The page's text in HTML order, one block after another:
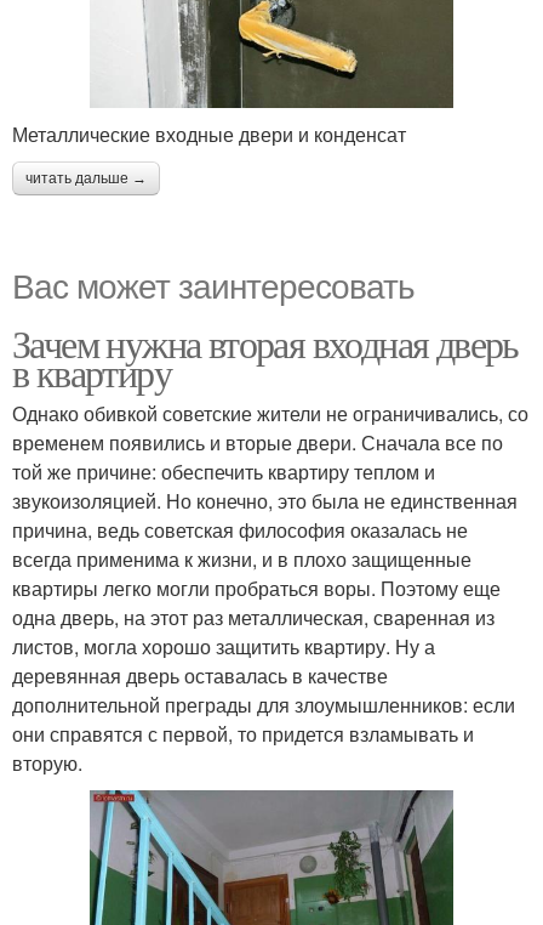
Металлические входные двери и конденсат
читать дальше →
Вас может заинтересовать
Зачем нужна вторая входная дверь
в квартиру
Однако обивкой советские жители не ограничивались, со
временем появились и вторые двери. Сначала все по
той же причине: обеспечить квартиру теплом и
звукоизоляцией. Но конечно, это была не единственная
причина, ведь советская философия оказалась не
всегда применима к жизни, и в плохо защищенные
квартиры легко могли пробраться воры. Поэтому еще
одна дверь, на этот раз металлическая, сваренная из
листов, могла хорошо защитить квартиру. Ну а
деревянная дверь оставалась в качестве
дополнительной преграды для злоумышленников: если
они справятся с первой, то придется взламывать и
вторую.